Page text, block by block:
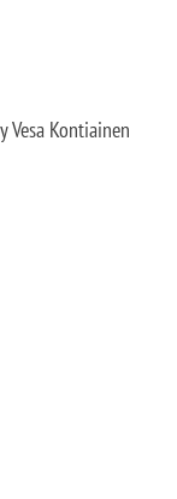
Vesa Kontiainen